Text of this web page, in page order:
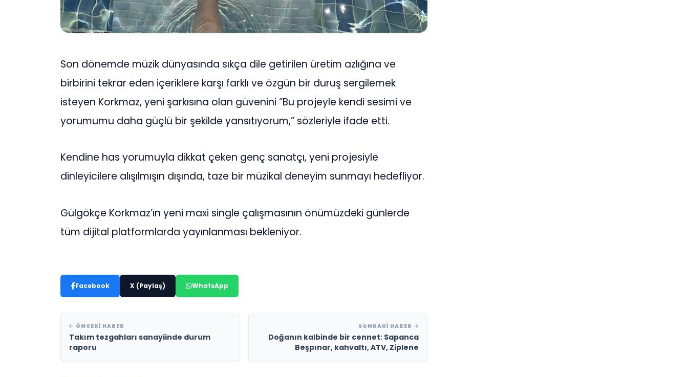
Son dönemde müzik dünyasında sıkça dile getirilen üretim azlığına ve
birbirini tekrar eden içeriklere karşı farklı ve özgün bir duruş sergilemek
isteyen Korkmaz, yeni şarkısına olan güvenini “Bu projeyle kendi sesimi ve
yorumumu daha güçlü bir şekilde yansıtıyorum,” sözleriyle ifade etti.
Kendine has yorumuyla dikkat çeken genç sanatçı, yeni projesiyle
dinleyicilere alışılmışın dışında, taze bir müzikal deneyim sunmayı hedefliyor.
Gülgökçe Korkmaz’ın yeni maxi single çalışmasının önümüzdeki günlerde
tüm dijital platformlarda yayınlanması bekleniyor.
Facebook X (Paylaş) WhatsApp
ÖNCEKI HABER
Takım tezgahları sanayiinde durum
raporu
SONRAKI HABER
Doğanın kalbinde bir cennet: Sapanca
Beşpınar, kahvaltı, ATV, Ziplene